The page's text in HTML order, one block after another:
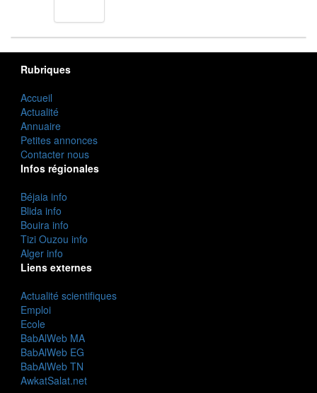
Rubriques
Accueil
Actualité
Annuaire
Petites annonces
Contacter nous
Infos régionales
Béjaia info
Blida info
Bouira info
Tizi Ouzou info
Alger info
Liens externes
Actualité scientifiques
Emploi
Ecole
BabAlWeb MA
BabAlWeb EG
BabAlWeb TN
AwkatSalat.net